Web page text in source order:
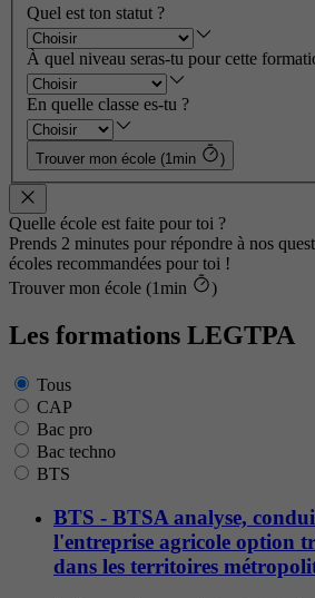
Quel est ton statut ?
À quel niveau seras-tu pour cette
En quelle classe es-tu ?
Trouver mon école (1min )
Quelle école est faite pour toi ?
Prends 2 minutes pour répondre à nos
écoles recommandées pour toi !
Trouver mon école (1min
)
Les formations LEGTPA
Tous
CAP
Bac pro
Bac techno
BTS
BTS - BTSA analyse,
l'entreprise agricole option
dans les territoires